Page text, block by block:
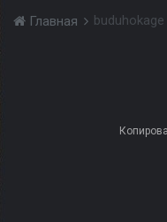
Главная buduhokage